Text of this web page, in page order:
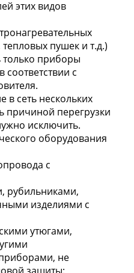
этих видов
пушек и т.д.)
только приборы
соответствии с
сеть нескольких
причиной перегрузки
исключить.
оборудования
с
рубильниками,
изделиями с
утюгами,
не